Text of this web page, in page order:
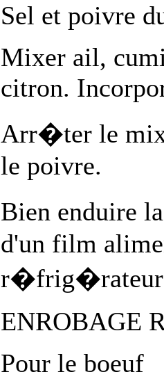
Sel et poivre
Mixer ail,
citron.
Arr�ter le
le poivre.
Bien enduire
d'un film
r�frig�rateur
ENROBAGE
Pour le boeuf